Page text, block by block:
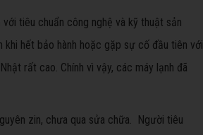
tiêu chuẩn công nghệ và kỹ thuật sản
hết bảo hành hoặc gặp sự cố đầu tiên với
rất cao. Chính vì vậy, các máy lạnh đã
zin, chưa qua sửa chữa. Người tiêu